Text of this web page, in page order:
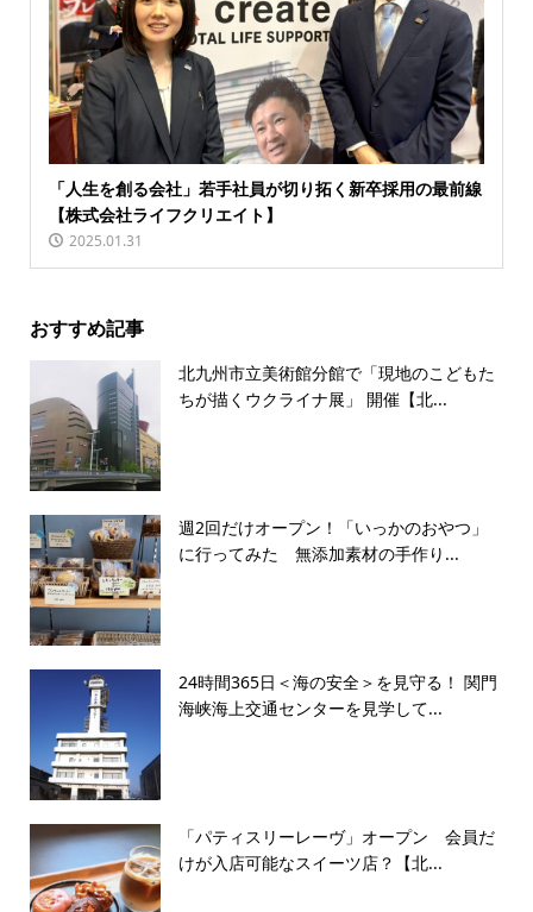
「人生を創る会社」若手社員が切り拓く新卒採用の最前線
【株式会社ライフクリエイト】
2025.01.31
おすすめ記事
北九州市立美術館分館で「現地のこどもた
ちが描くウクライナ展」 開催【北...
週2回だけオープン！「いっかのおやつ」
に行ってみた 無添加素材の手作り...
24時間365日＜海の安全＞を見守る！ 関門
海峡海上交通センターを見学して...
「パティスリーレーヴ」オープン 会員だ
けが入店可能なスイーツ店？【北...